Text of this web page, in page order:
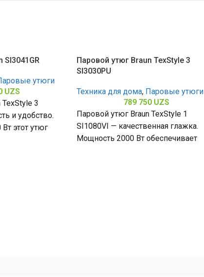
SI3041GR
утюги
UZS
3
и удобство.
этот утюг
Паровой утюг Braun TexStyle 3
SI3030PU
Техника для дома, Паровые утюги
789 750 UZS
Паровой утюг Braun TexStyle 1
SI1080VI — качественная глажка.
Мощность 2000 Вт обеспечивает